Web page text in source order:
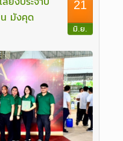
21
มิ.ย.
น มังคุด